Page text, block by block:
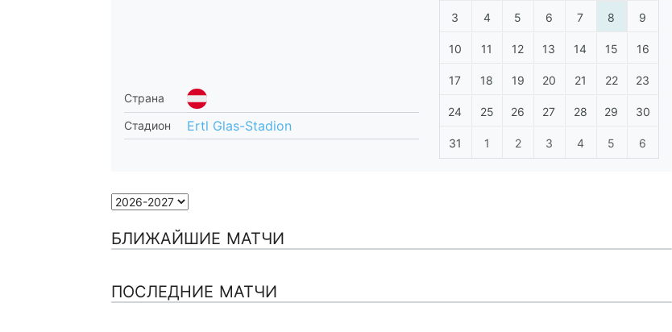
Страна
Стадион
Ertl Glas-Stadion
3 4 5 6 7 8 9
10 11 12 13 14 15 16
17 18 19 20 21 22 23
24 25 26 27 28 29 30
31 1 2 3 4 5 6
БЛИЖАЙШИЕ МАТЧИ
ПОСЛЕДНИЕ МАТЧИ